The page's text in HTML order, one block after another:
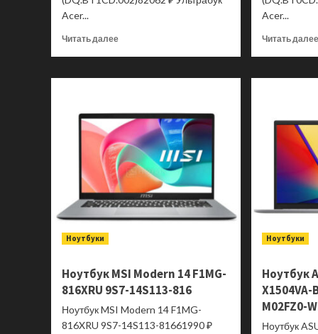
Acer...
Читать далееПрочитать
Моноблок
C24B-
GKRK
DQ.BSPCD.001
Acer...
Читать далее
Ноутбуки
Ноутбук MSI Modern 14 F1MG-
816XRU 9S7-14S113-816
Ноутбук MSI Modern 14 F1MG-
816XRU 9S7-14S113-81661990 ₽
Ноутбуки
Ноутбук
X1504VA-
M02FZ0-
Ноутбук